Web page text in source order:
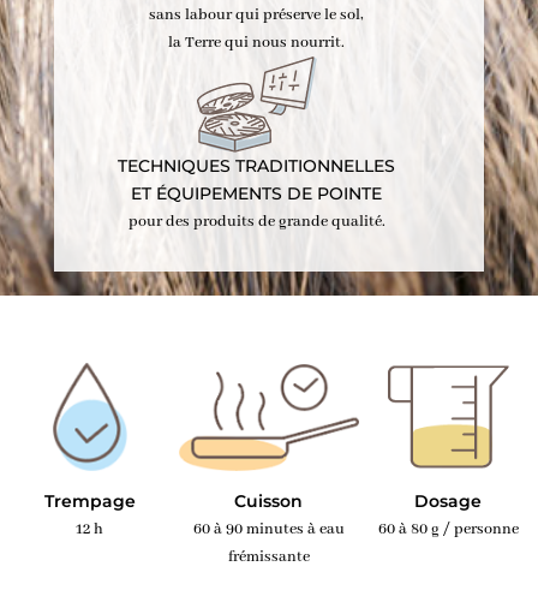
sans labour qui préserve le sol,
la Terre qui nous nourrit.
TECHNIQUES TRADITIONNELLES
ET ÉQUIPEMENTS DE POINTE
pour des produits de grande qualité.
Trempage
12 h
Cuisson
60 à 90 minutes à eau
frémissante
Dosage
60 à 80 g / personne